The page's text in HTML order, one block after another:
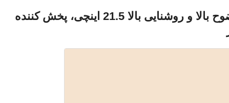
صفحه نمایش رسانه ای کیوسک با وضوح بالا و روشنایی بالا 21.5 اینچی، پخش کننده